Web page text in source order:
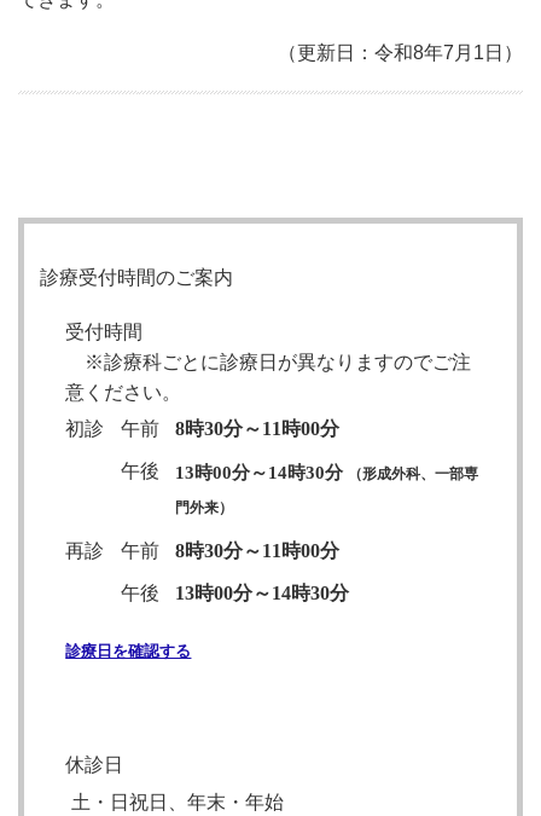
診療受付時間のご案内
受付時間
※診療科ごとに診療日が異なりますのでご注
意ください。
初診
午前 8時30分～11時00分
午後 13時00分～14時30分
（形成外科、一部専
門外来）
再診 午前 8時30分～11時00分
午後 13時00分～14時30分
診療日を確認する
休診日
土・日祝日、年末・年始
（更新日：令和8年7月1日）